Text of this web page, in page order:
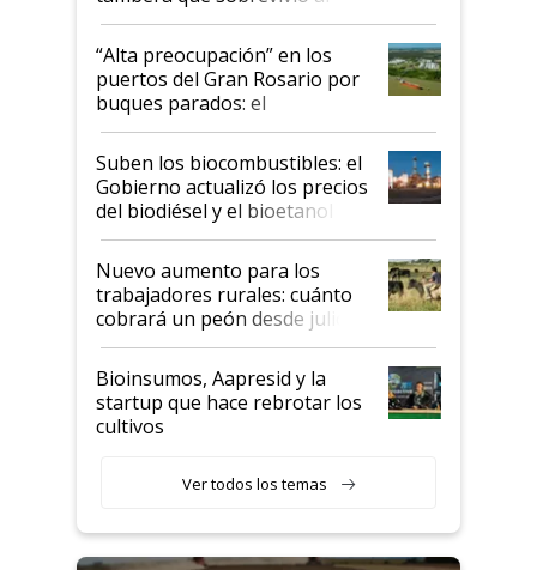
tornado
“Alta preocupación” en los
puertos del Gran Rosario por
buques parados: el
funcionamiento de las
exportadoras en tensión tras
la medida de fuerza de los
prácticos
Suben los biocombustibles: el
Gobierno actualizó los precios
del biodiésel y el bioetanol
Nuevo aumento para los
trabajadores rurales: cuánto
cobrará un peón desde julio
Bioinsumos, Aapresid y la
startup que hace rebrotar los
cultivos
Ver todos los temas